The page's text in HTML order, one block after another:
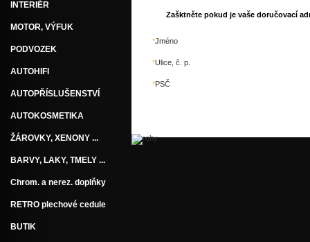
Zašktněte pokud je vaše doručovací
*Jméno
*Ulice, č. p.
*PSČ
INTERIÉR
MOTOR, VÝFUK
PODVOZEK
AUTOHIFI
AUTOPŘÍSLUŠENSTVÍ
AUTOKOSMETIKA
ŽÁROVKY, XENONY ...
BARVY, LAKY, TMELY ...
Chrom. a nerez. doplňky
RETRO plechové cedule
BUTIK